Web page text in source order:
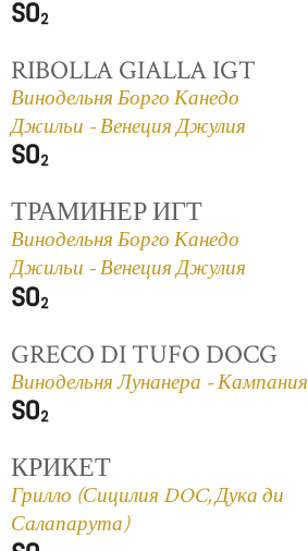
RIBOLLA GIALLA IGT
Винодельня Борго Канедо
Джильи - Венеция Джулия
ТРАМИНЕР ИГТ
Винодельня Борго Канедо
Джильи - Венеция Джулия
GRECO DI TUFO DOCG
Винодельня Лунанера - Кампания
КРИКЕТ
Грилло (Сицилия DOC, Дука ди
Салапарута)